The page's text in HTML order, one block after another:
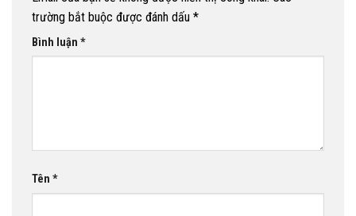
trường bắt buộc được đánh dấu *
Bình luận *
Tên *